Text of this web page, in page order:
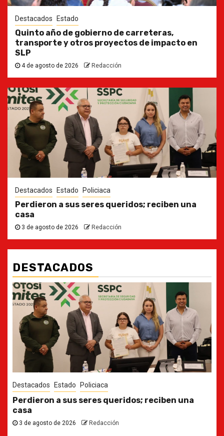
Destacados Estado
Quinto año de gobierno de carreteras,
transporte y otros proyectos de impacto en
SLP
4 de agosto de 2026 Redacción
Destacados Estado Policiaca
Perdieron a sus seres queridos; reciben una
casa
3 de agosto de 2026 Redacción
DESTACADOS
Destacados Estado
Ya casi, el quinto informe del Gobernador
30 de julio de 2026